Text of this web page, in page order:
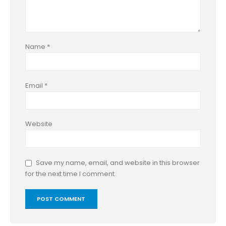
Name *
Email *
Website
Save my name, email, and website in this browser
for the next time I comment.